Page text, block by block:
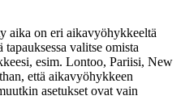
aika on eri aikavyöhykkeeltä
tapauksessa valitse omista
esim. Lontoo, Pariisi, New
että aikavyöhykkeen
asetukset ovat vain